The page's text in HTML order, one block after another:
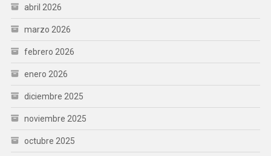
abril 2026
marzo 2026
febrero 2026
enero 2026
diciembre 2025
noviembre 2025
octubre 2025